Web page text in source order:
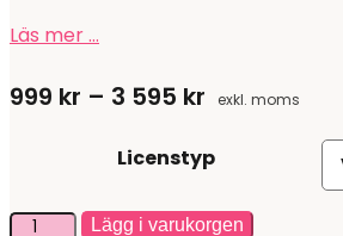
Läs mer …
999 kr – 3 595 kr Prisintervall:
till
3
exkl. moms
Licenstyp
InPrint
Lägg i varukorgen